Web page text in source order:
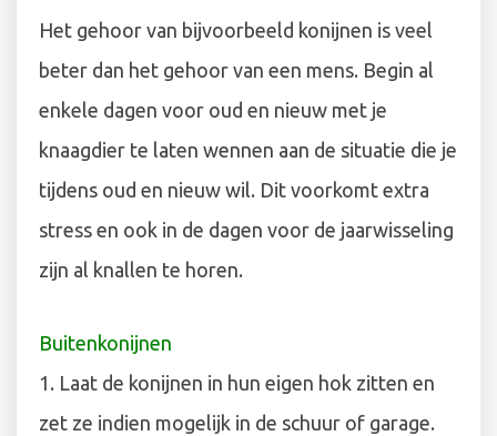
Het gehoor van bijvoorbeeld konijnen is veel
beter dan het gehoor van een mens. Begin al
enkele dagen voor oud en nieuw met je
knaagdier te laten wennen aan de situatie die je
tijdens oud en nieuw wil. Dit voorkomt extra
stress en ook in de dagen voor de jaarwisseling
zijn al knallen te horen.
Buitenkonijnen
1. Laat de konijnen in hun eigen hok zitten en
zet ze indien mogelijk in de schuur of garage.